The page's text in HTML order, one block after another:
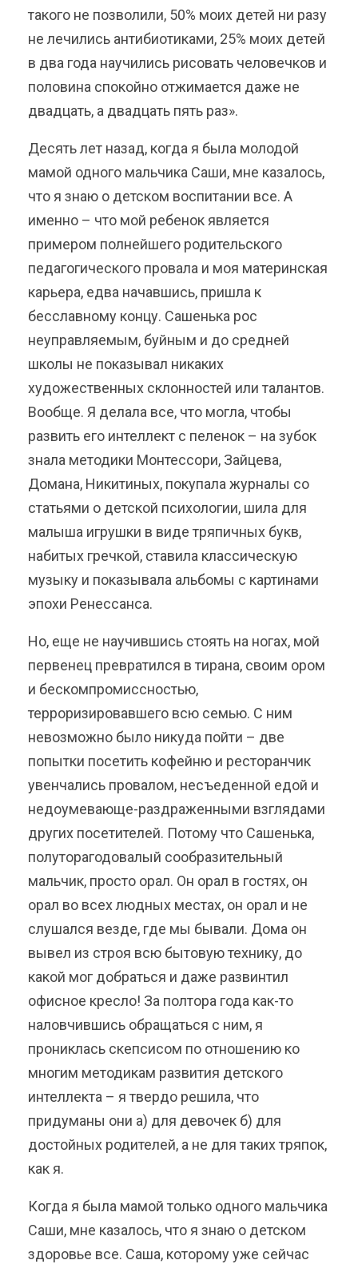
такого не позволили, 50% моих детей ни разу
не лечились антибиотиками, 25% моих детей
в два года научились рисовать человечков и
половина спокойно отжимается даже не
двадцать, а двадцать пять раз».
Десять лет назад, когда я была молодой
мамой одного мальчика Саши, мне казалось,
что я знаю о детском воспитании все. А
именно – что мой ребенок является
примером полнейшего родительского
педагогического провала и моя материнская
карьера, едва начавшись, пришла к
бесславному концу. Сашенька рос
неуправляемым, буйным и до средней
школы не показывал никаких
художественных склонностей или талантов.
Вообще. Я делала все, что могла, чтобы
развить его интеллект с пеленок – на зубок
знала методики Монтессори, Зайцева,
Домана, Никитиных, покупала журналы со
статьями о детской психологии, шила для
малыша игрушки в виде тряпичных букв,
набитых гречкой, ставила классическую
музыку и показывала альбомы с картинами
эпохи Ренессанса.
Но, еще не научившись стоять на ногах, мой
первенец превратился в тирана, своим ором
и бескомпромиссностью,
терроризировавшего всю семью. С ним
невозможно было никуда пойти – две
попытки посетить кофейню и ресторанчик
увенчались провалом, несъеденной едой и
недоумевающе-раздраженными взглядами
других посетителей. Потому что Сашенька,
полуторагодовалый сообразительный
мальчик, просто орал. Он орал в гостях, он
орал во всех людных местах, он орал и не
слушался везде, где мы бывали. Дома он
вывел из строя всю бытовую технику, до
какой мог добраться и даже развинтил
офисное кресло! За полтора года как-то
наловчившись обращаться с ним, я
прониклась скепсисом по отношению ко
многим методикам развития детского
интеллекта – я твердо решила, что
придуманы они а) для девочек б) для
достойных родителей, а не для таких тряпок,
как я.
Когда я была мамой только одного мальчика
Саши, мне казалось, что я знаю о детском
здоровье все. Саша, которому уже сейчас